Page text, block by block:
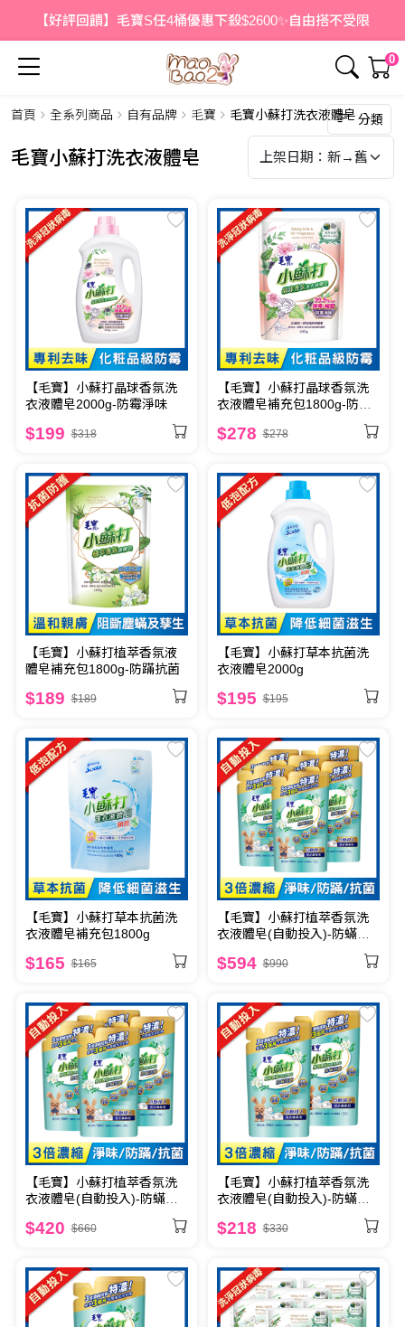
【好評回饋】毛寶S任4桶優惠下殺$2600✨自由搭不受限
0
首頁 全系列商品 自有品牌 毛寶 毛寶小蘇打洗衣液體皂分類
毛寶小蘇打洗衣液體皂
【毛寶】小蘇打晶球香氛洗
衣液體皂2000g-防霉淨味
$199 $318
【毛寶】小蘇打晶球香氛洗
衣液體皂補充包1800g-防霉
$278 $278
【毛寶】小蘇打植萃香氛液
體皂補充包1800g-防蹣抗菌
$189 $189
【毛寶】小蘇打草本抗菌洗
衣液體皂2000g
$195 $195
【毛寶】小蘇打草本抗菌洗
衣液體皂補充包1800g
$165 $165
【毛寶】小蘇打植萃香氛洗
衣液體皂(自動投入)-防蟎抗
$594 $990
【毛寶】小蘇打植萃香氛洗
衣液體皂(自動投入)-防蟎抗
$420 $660
【毛寶】小蘇打植萃香氛洗
衣液體皂(自動投入)-防蟎抗
$218 $330